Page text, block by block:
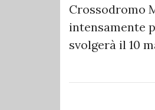
Crossodromo
intensamente
svolgerà il 10